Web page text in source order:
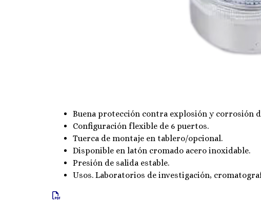
Buena protección contra explosión y corrosión
Configuración flexible de 6 puertos.
Tuerca de montaje en tablero/opcional.
Disponible en latón cromado acero inoxidable.
Presión de salida estable.
Usos. Laboratorios de investigación,